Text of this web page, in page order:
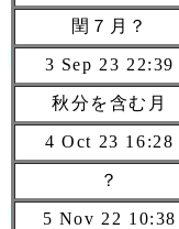
閏７月？
3 Sep 23 22:39
秋分を含む月
4 Oct 23 16:28
？
5 Nov 22 10:38